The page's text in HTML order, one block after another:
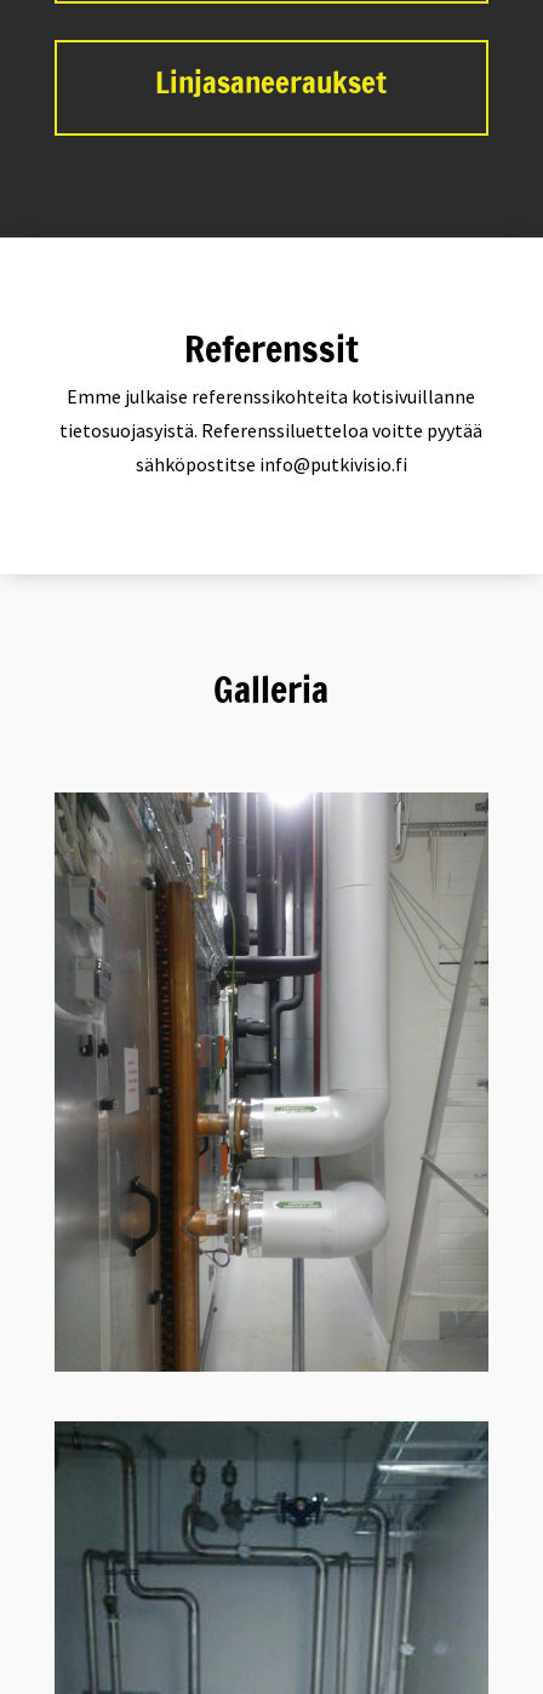
Linjasaneeraukset
Referenssit
Emme julkaise referenssikohteita kotisivuillanne
tietosuojasyistä. Referenssiluetteloa voitte pyytää
sähköpostitse info@putkivisio.fi
Galleria